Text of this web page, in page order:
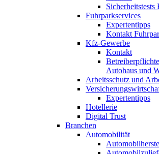
Fuhrparkservices
Expertentipps
Kontakt
Kfz-Gewerbe
Kontakt
Autohaus und
Arbeitsschutz und
Expertentipps
Hotellerie
Digital Trust
Branchen
Automobilität